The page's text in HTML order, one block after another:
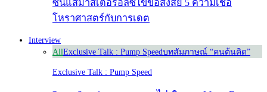
ซินแสมาสเตอร์อลิซไขข้อสงสัย 5 ความเชื่อ
โหราศาสตร์กับการเดต
Interview
AllExclusive Talk : Pump Speedบทสัมภาษณ์ “คนต้นคิด”
Exclusive Talk : Pump Speed